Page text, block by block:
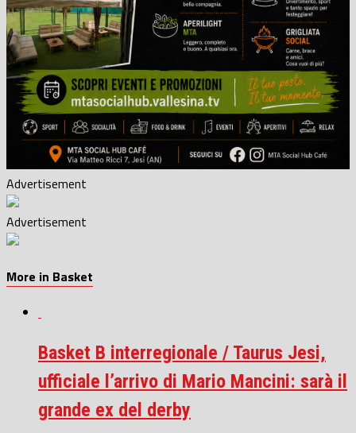
Advertisement
Advertisement
More in Basket
Basket B interregionale / Taurus Jesi,
ufficiale l’arrivo di Mario Mancini: sarà il
grande ex del derby